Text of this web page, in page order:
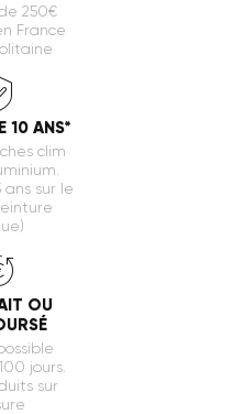
250€
France
10 ANS*
clim
sur le
OU
jours.
sur